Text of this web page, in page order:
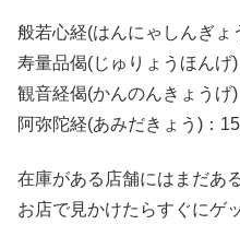
般若心経(はんにゃしんぎょ
寿量品偈(じゅりょうほんげ
観音経偈(かんのんきょうげ
阿弥陀経(あみだきょう)：
在庫がある店舗にはまだあ
お店で見かけたらすぐにゲ